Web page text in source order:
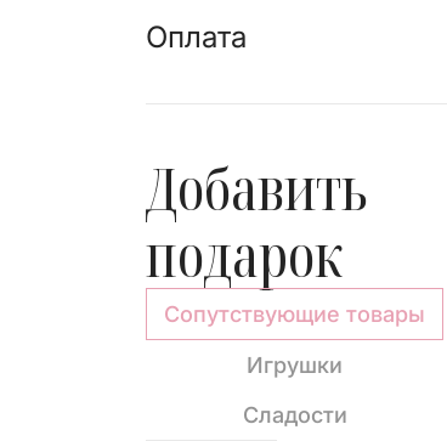
Оплата
Добавить
подарок
Сопутствующие товары
Игрушки
Сладости
Молочный шоколад с
цельным миндалем 90 г